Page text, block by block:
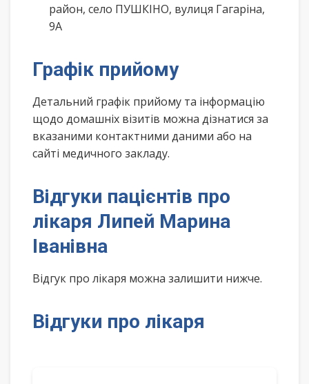
район, село ПУШКІНО, вулиця Гагаріна,
9А
Графік прийому
Детальний графік прийому та інформацію
щодо домашніх візитів можна дізнатися за
вказаними контактними даними або на
сайті медичного закладу.
Відгуки пацієнтів про
лікаря Липей Марина
Іванівна
Відгук про лікаря можна залишити нижче.
Відгуки про лікаря